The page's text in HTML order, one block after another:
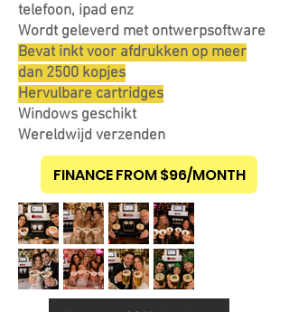
telefoon, ipad enz
Wordt geleverd met ontwerpsoftware
Bevat inkt voor afdrukken op meer
dan 2500 kopjes
Hervulbare cartridges
Windows geschikt
Wereldwijd verzenden
FINANCE FROM $96/MONTH